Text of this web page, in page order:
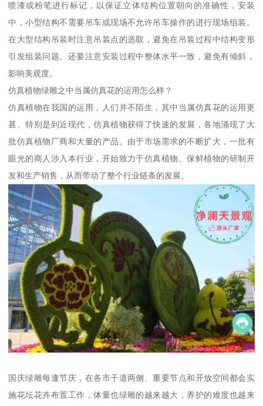
喷漆或粉笔进行标记，以保证立体结构位置朝向的准确性，安装
中，小型结构不需要吊车或现场不允许吊车操作的进行现场组装。
在大型结构吊装时注意吊装点的选取，避免在吊装过程中结构变形
引发组装问题。还要注意安装过程中整体水平一致，避免有倾斜，
影响美观度。
仿真植物绿雕之中当属仿真花的运用怎么样？
仿真植物在我国的运用，人们并不陌生，其中当属仿真花的运用更
甚。特别是到近现代，仿真植物获得了快速的发展，各地涌现了大
批仿真植物厂商和大量的产品。由于市场需求的不断扩大，一批有
眼光的商人涉入本行业，开始致力于仿真植物、保鲜植物的研制开
发和生产销售，从而带动了整个行业链条的发展。
国庆绿雕每逢节庆，在各市干道两侧、重要节点和开放空间都会实
施花坛花卉布置工作，体量也绿雕的越来越大，养护的难度也越来